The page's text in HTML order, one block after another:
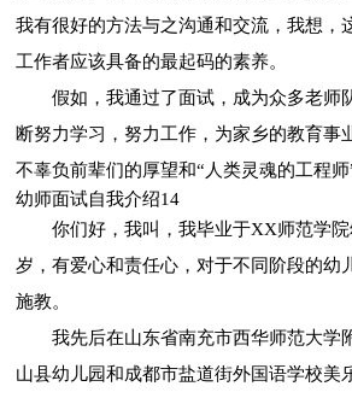
我有很好的方法与之沟通和交流，我想，
工作者应该具备的最起码的素养。
假如，我通过了面试，成为众多老师
断努力学习，努力工作，为家乡的教育事
不辜负前辈们的厚望和“人类灵魂的工程师
幼师面试自我介绍14
你们好，我叫，我毕业于XX师范学
岁，有爱心和责任心，对于不同阶段的幼
施教。
我先后在山东省南充市西华师范大学
山县幼儿园和成都市盐道街外国语学校美